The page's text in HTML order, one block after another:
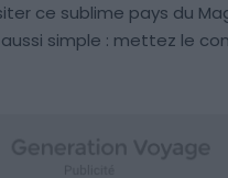
ce sublime pays du
simple : mettez le